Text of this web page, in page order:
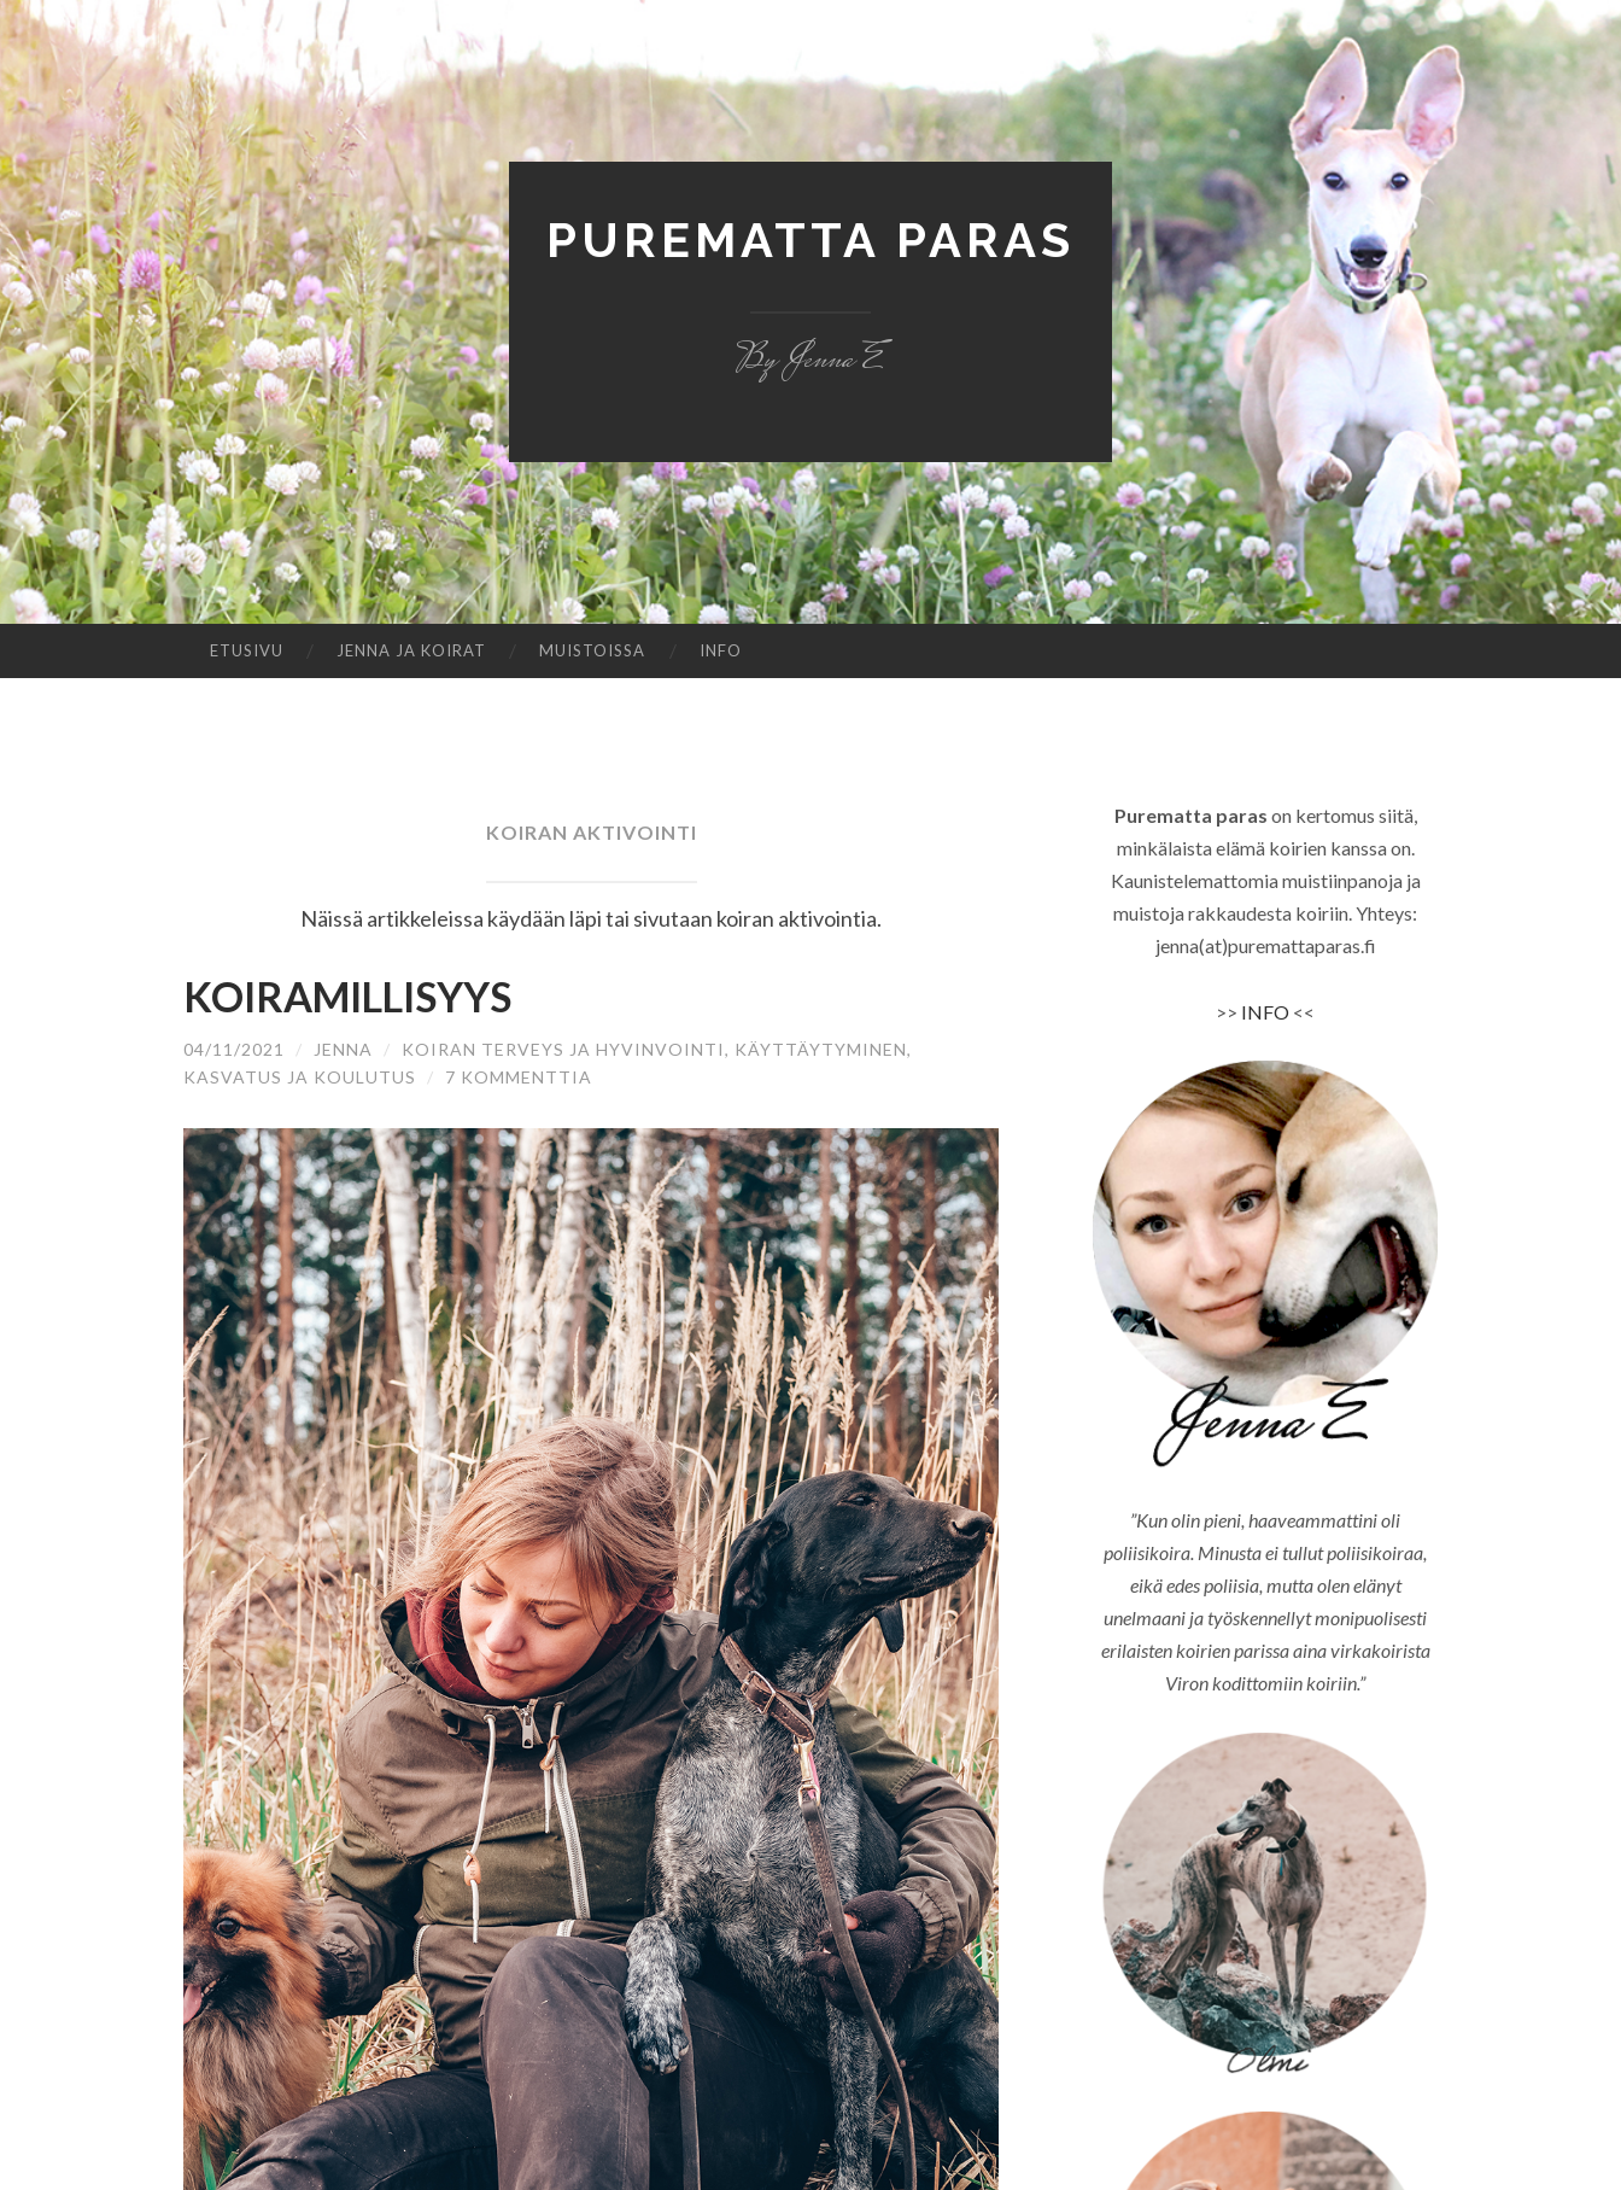
PUREMATTA PARAS
By Jenna E
SISÄLTÖÖN
ETUSIVU JENNA JA KOIRAT MUISTOISSA INFO
KOIRAN AKTIVOINTI
Näissä artikkeleissa käydään läpi tai sivutaan koiran aktivointia.
KOIRAMILLISYYS
04/11/2021 / JENNA / KOIRAN TERVEYS JA HYVINVOINTI, KÄYTTÄYTYMINEN,
KASVATUS JA KOULUTUS
/ 7 KOMMENTTIA
Purematta paras on kertomus siitä,
minkälaista elämä koirien kanssa on.
Kaunistelemattomia muistiinpanoja ja
muistoja rakkaudesta koiriin. Yhteys:
jenna(at)puremattaparas.fi
>> INFO <<
”Kun olin pieni, haaveammattini oli
poliisikoira. Minusta ei tullut poliisikoiraa,
eikä edes poliisia, mutta olen elänyt
unelmaani ja työskennellyt monipuolisesti
erilaisten koirien parissa aina virkakoirista
Viron kodittomiin koiriin.”